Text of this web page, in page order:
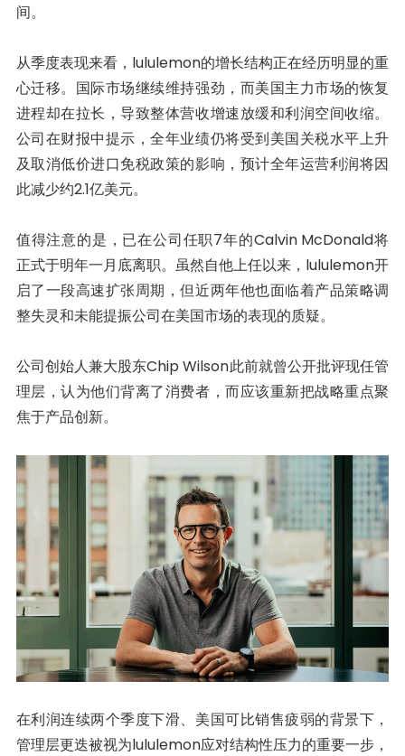
间。
从季度表现来看，lululemon的增长结构正在经历明显的重
心迁移。国际市场继续维持强劲，而美国主力市场的恢复
进程却在拉长，导致整体营收增速放缓和利润空间收缩。
公司在财报中提示，全年业绩仍将受到美国关税水平上升
及取消低价进口免税政策的影响，预计全年运营利润将因
此减少约2.1亿美元。
值得注意的是，已在公司任职7年的Calvin McDonald将
正式于明年一月底离职。虽然自他上任以来，lululemon开
启了一段高速扩张周期，但近两年他也面临着产品策略调
整失灵和未能提振公司在美国市场的表现的质疑。
公司创始人兼大股东Chip Wilson此前就曾公开批评现任管
理层，认为他们背离了消费者，而应该重新把战略重点聚
焦于产品创新。
在利润连续两个季度下滑、美国可比销售疲弱的背景下，
管理层更迭被视为lululemon应对结构性压力的重要一步，